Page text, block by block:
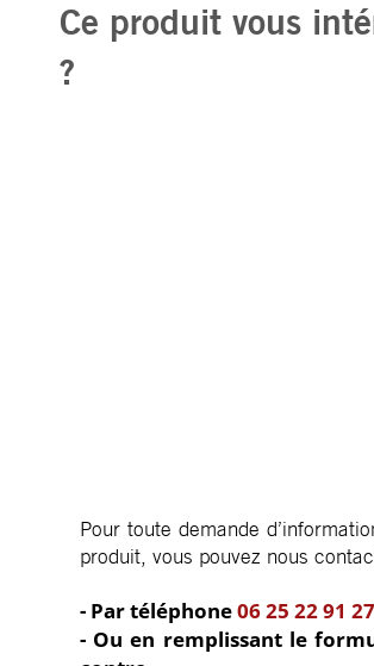
Ce produit vous
?
Pour toute demande
produit, vous pouvez nous
- Par téléphone06 25 22 91 27
- Ou en remplissant le